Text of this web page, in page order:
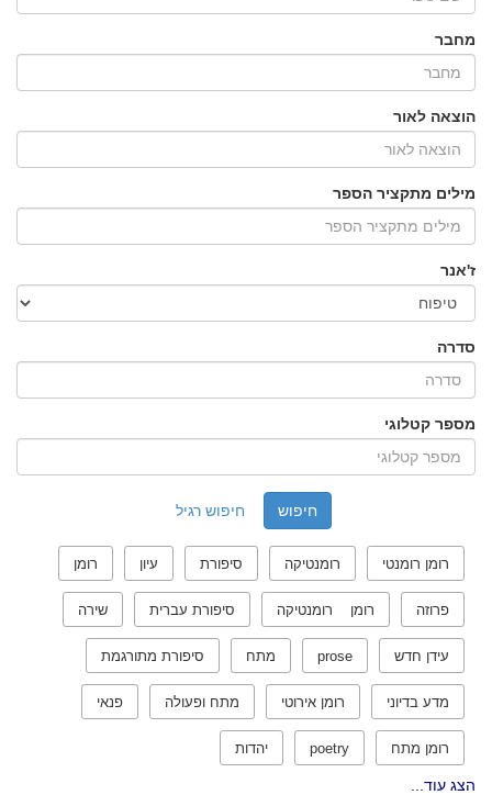
מחבר
הוצאה לאור
מילים מתקציר הספר
ז'אנר
סדרה
מספר קטלוגי
חיפוש רגיל
רומן רומנטי רומנטיקה סיפורת עיון רומן
פרוזה רומן רומנטיקה סיפורת עברית שירה
עידן חדש prose מתח סיפורת מתורגמת
מדע בדיוני רומן אירוטי מתח ופעולה פנאי
רומן מתח poetry יהדות
הצג עוד...